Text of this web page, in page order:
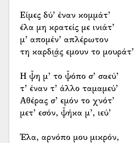
Είμες δύ’ έναν κομμάτ’
έλα μη κρατείς με ινιάτ’
μ’ απομέν’ απλέρωτον
τη καρδι͜άς εμουν το μουράτ’
Η ψ̌η μ’ το ψ̌όπο σ’ σαεύ’
τ’ έναν τ’ άλλο ταμαμεύ’
Αθέρας σ’ εμόν το χνότ’
μετ’ εσόν, ψ̌ήκα μ’, ιεύ’
Έλα, αρνόπο μου μικρόν,